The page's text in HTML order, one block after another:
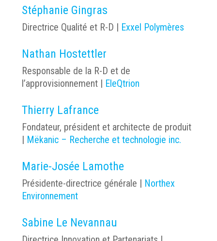
Stéphanie Gingras
Directrice Qualité et R-D | Exxel Polymères
Nathan Hostettler
Responsable de la R-D et de
l’approvisionnement | EleQtrion
Thierry Lafrance
Fondateur, président et architecte de produit
| Mëkanic – Recherche et technologie inc.
Marie-Josée Lamothe
Présidente-directrice générale | Northex
Environnement
Sabine Le Nevannau